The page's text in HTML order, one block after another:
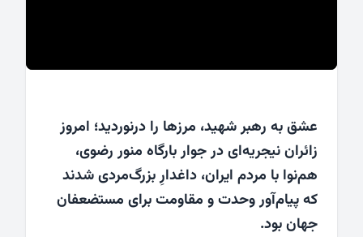
عشق به رهبر شهید، مرزها را درنوردید؛ امروز
زائران نیجریه‌ای در جوار بارگاه منور رضوی،
هم‌نوا با مردم ایران، داغدارِ بزرگ‌مردی شدند
که پیام‌آور وحدت و مقاومت برای مستضعفان
جهان بود.